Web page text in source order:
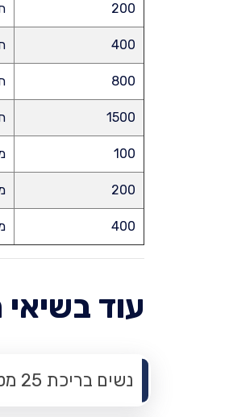
200
400
800
1500
100
200
400
עוד
נשים בריכת 25 מטר